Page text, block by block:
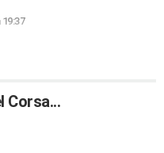
19:37
Corsa...